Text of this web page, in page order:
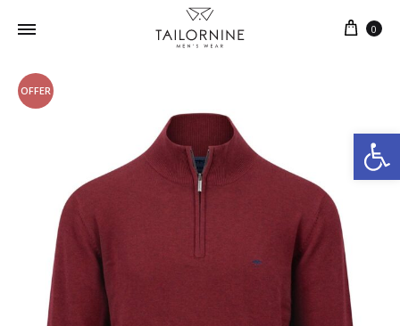
Ανοίξτε τη γραμμή εργαλείων
0
OFFER